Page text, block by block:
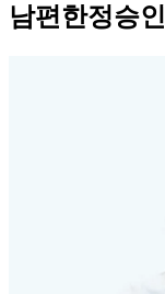
남편한정승인